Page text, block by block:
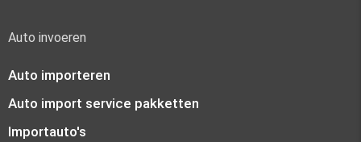
Auto invoeren
Auto importeren
Auto import service pakketten
Importauto's